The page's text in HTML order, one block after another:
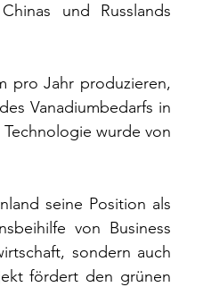
und Russlands
pro Jahr produzieren,
Vanadiumbedarfs in
wurde von
seine Position als
von Business
sondern auch
fördert den grünen